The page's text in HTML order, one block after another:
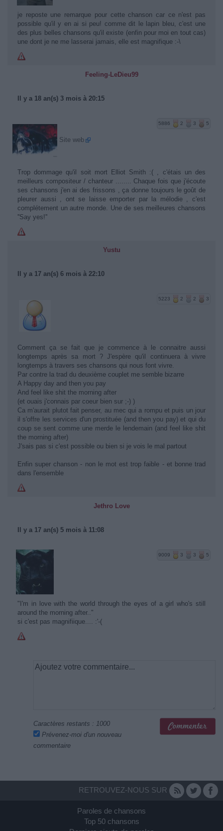
je reposte une remarque pour cette chanson car ce n'est pas
possible qu'il y en ai si peu! comme dit le lapin bleu, c'est une
des plus belles chansons qu'il existe (enfin pour moi en tout cas)
une dont je ne me lasserai jamais, elle est magnifique :-\
Feeling-LeDieu99
Il y a 18 an(s) 3 mois à 20:15
5886 2 3 5
Site web
Trop dommage qu'il soit mort Elliot Smith :( , c'étais un des
meilleurs compositeur / chanteur ........ Chaque fois que j'écoute
ses chansons j'en ai des frissons , ça donne toujours le goût de
pleurer aussi , ont se laisse emporter par la mélodie , c'est
complétement un autre monde. Une de ses meilleures chansons
''Say yes!''
Yustu
Il y a 17 an(s) 6 mois à 22:10
5223 2 2 3
Comment ça se fait que je commence à le connaitre aussi
longtemps après sa mort ? J'espère qu'il continuera à vivre
longtemps à travers ses chansons qui nous font vivre.
Par contre la trad du deuxième couplet me semble bizarre
A Happy day and then you pay
And feel like shit the morning after
(et ouais j'connais par coeur bien sur ;-) )
Ca m'aurait plutot fait penser, au mec qui a rompu et puis un jour
il s'offre les services d'un prostituée (and then you pay) et qui du
coup se sent comme une merde le lendemain (and feel like shit
the morning after)
J'sais pas si c'est possible ou bien si je vois le mal partout
Enfin super chanson - non le mot est trop faible - et bonne trad
dans l'ensemble
Jethro Love
Il y a 17 an(s) 5 mois à 11:08
9009 3 3 5
"I'm in love with the world through the eyes of a girl who's still
around the morning after.."
si c'est pas magnifiique.... :'-(
Caractères restants : 1000
Prévenez-moi d'un nouveau
commentaire
RETROUVEZ-NOUS SUR
Paroles de chansons
Top 50 chansons